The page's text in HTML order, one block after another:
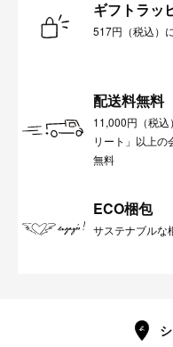
ギフトラッ
517円（税込）
配送料無料
11,000円（税込
リート」以上の
無料
ECO梱包
サステナブルな